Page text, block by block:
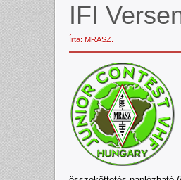
IFI
Írta: MRASZ.